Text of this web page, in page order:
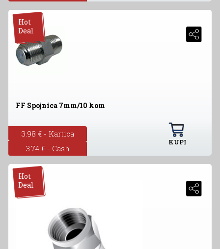
Hot
Deal
FF Spojnica 7mm/10 kom
3.98 € - Kartica
3.74 € - Cash
KUPI
Hot
Deal